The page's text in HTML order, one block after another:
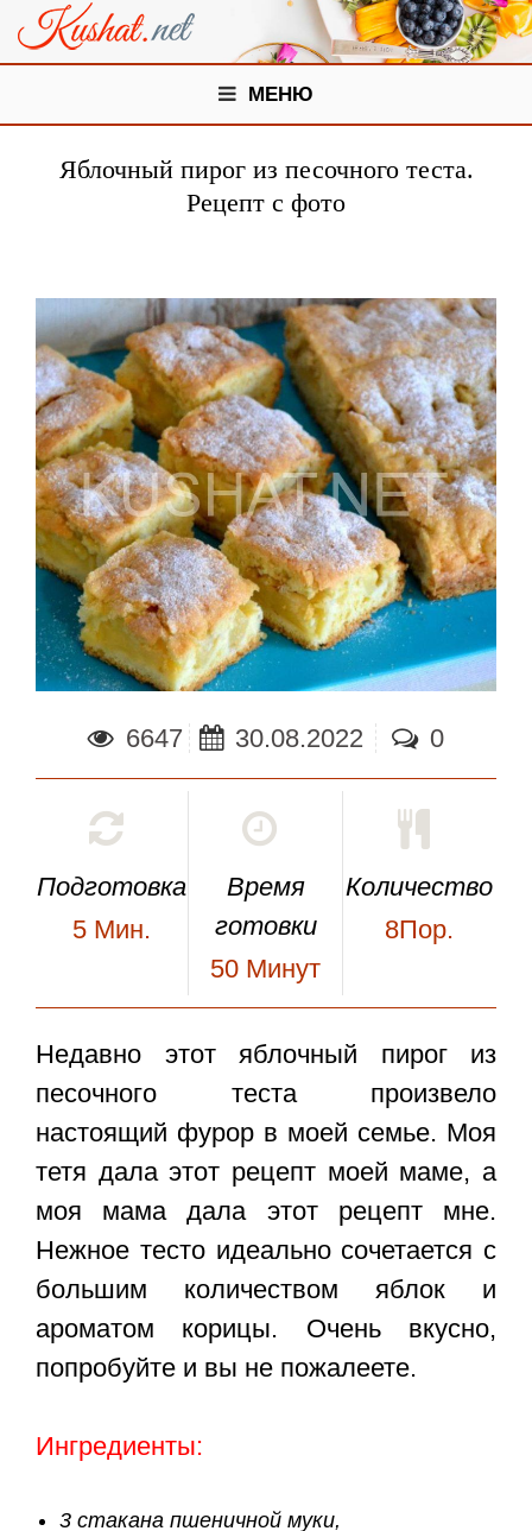
МЕНЮ
Яблочный пирог из песочного теста.
Рецепт с фото
6647 30.08.2022 0
Подготовка
5 Мин.
Время
готовки
50 Минут
Количество
8Пор.
Недавно этот яблочный пирог из
песочного тестапроизвело
настоящий фурор в моей семье. Моя
тетя дала этот рецепт моей маме, а
моя мама дала этот рецепт мне.
Нежное тесто идеально сочетается с
большим количеством яблок и
ароматом корицы. Очень вкусно,
попробуйте и вы не пожалеете.
Ингредиенты:
3 стакана пшеничной муки,